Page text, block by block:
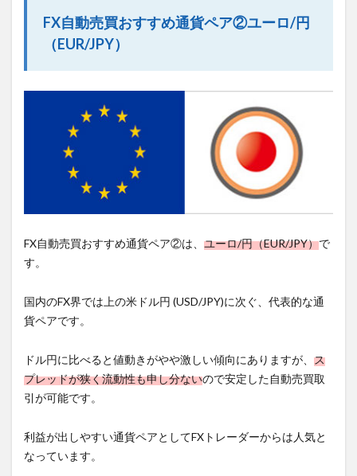
FX自動売買おすすめ通貨ペア②ユーロ/円
（EUR/JPY）
FX自動売買おすすめ通貨ペア②は、 ユーロ/円（EUR/JPY）で
す。
国内のFX界では上の米ドル円 (USD/JPY)に次ぐ、代表的な通
貨ペアです。
ドル円に比べると値動きがやや激しい傾向にありますが、 ス
プレッドが狭く流動性も申し分ないので安定した自動売買取
引が可能です。
利益が出しやすい通貨ペアとしてFXトレーダーからは人気と
なっています。